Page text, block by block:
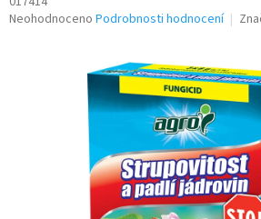
Průměrné
Neohodnoceno Podrobnosti hodnocení